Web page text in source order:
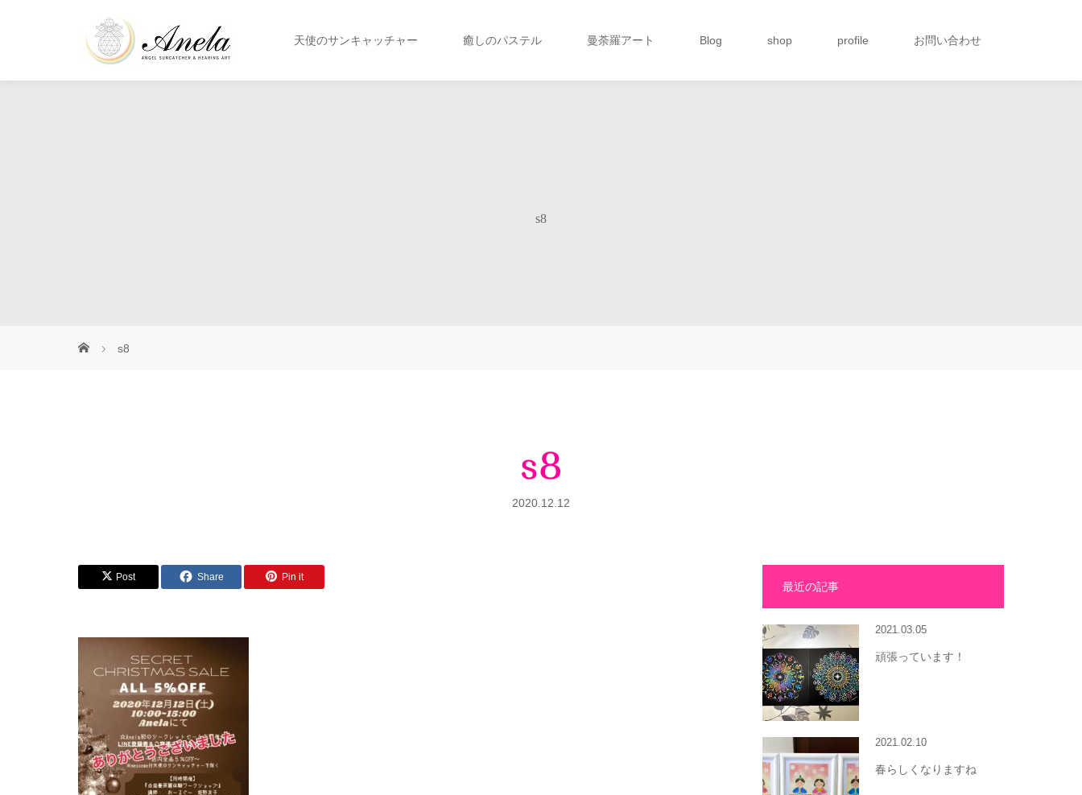
天使のサンキャッチャー 癒しのパステル 曼荼羅アート Blog shop profile お問い合わせ
s8
s8
s8
2020.12.12
Post Share Pin it
最近の記事
2021.03.05
頑張っています！
2021.02.10
春らしくなりますね